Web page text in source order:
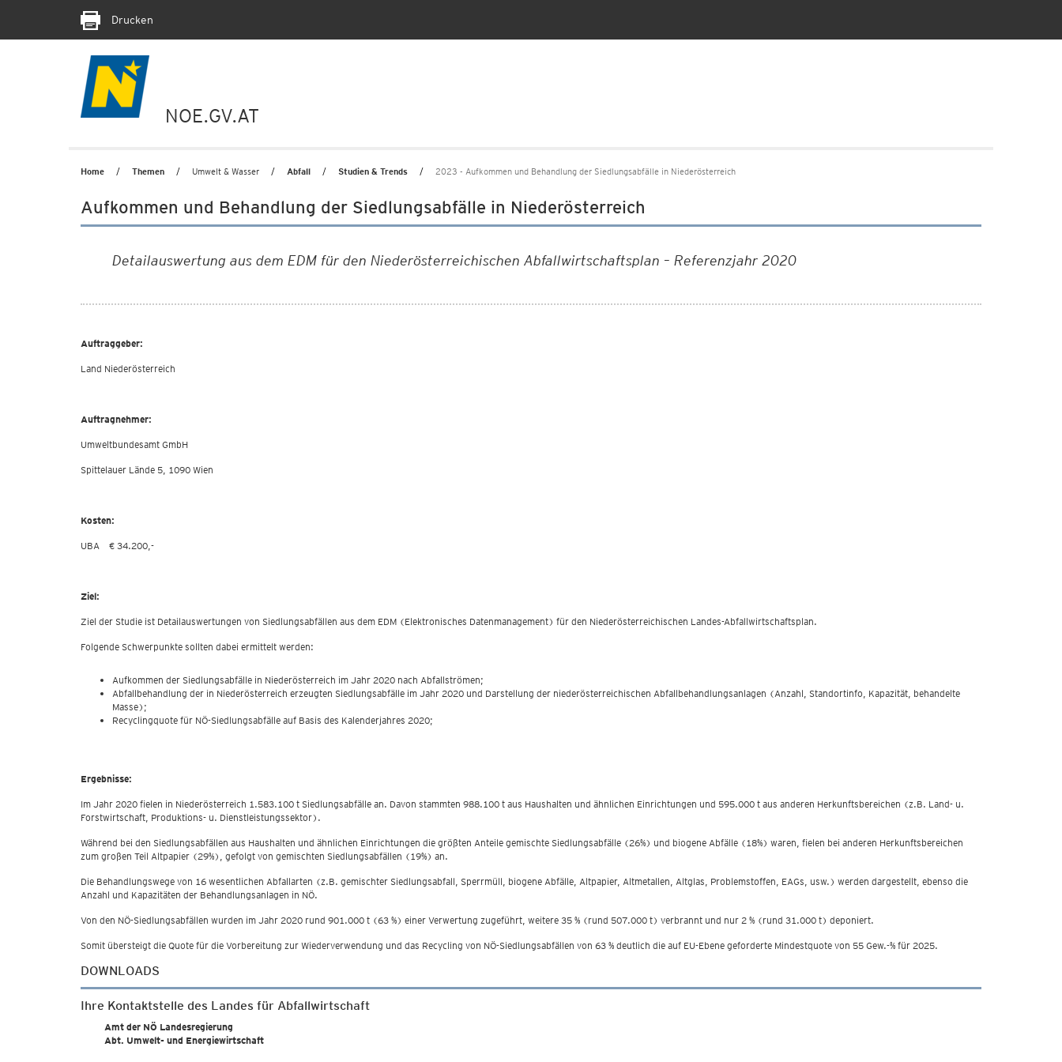
Drucken
NOE.GV.AT
Home Themen Umwelt & Wasser Abfall Studien & Trends 2023 - Aufkommen und Behandlung der Siedlungsabfälle in Niederösterreich
Aufkommen und Behandlung der Siedlungsabfälle in Niederösterreich
Detailauswertung aus dem EDM für den Niederösterreichischen Abfallwirtschaftsplan – Referenzjahr 2020
Auftraggeber:
Land Niederösterreich
Auftragnehmer:
Umweltbundesamt GmbH
Spittelauer Lände 5, 1090 Wien
Kosten:
UBA € 34.200,-
Ziel:
Ziel der Studie ist Detailauswertungen von Siedlungsabfällen aus dem EDM (Elektronisches Datenmanagement) für den Niederösterreichischen Landes-Abfallwirtschaftsplan.
Folgende Schwerpunkte sollten dabei ermittelt werden:
Aufkommen der Siedlungsabfälle in Niederösterreich im Jahr 2020 nach Abfallströmen;
Abfallbehandlung der in Niederösterreich erzeugten Siedlungsabfälle im Jahr 2020 und Darstellung der niederösterreichischen Abfallbehandlungsanlagen (Anzahl, Standortinfo, Kapazität, behandelte
Masse);
Recyclingquote für NÖ-Siedlungsabfälle auf Basis des Kalenderjahres 2020;
Ergebnisse:
Im Jahr 2020 fielen in Niederösterreich 1.583.100 t Siedlungsabfälle an. Davon stammten 988.100 t aus Haushalten und ähnlichen Einrichtungen und 595.000 t aus anderen Herkunftsbereichen (z.B. Land- u.
Forstwirtschaft, Produktions- u. Dienstleistungssektor).
Während bei den Siedlungsabfällen aus Haushalten und ähnlichen Einrichtungen die größten Anteile gemischte Siedlungsabfälle (26%) und biogene Abfälle (18%) waren, fielen bei anderen Herkunftsbereichen
zum großen Teil Altpapier (29%), gefolgt von gemischten Siedlungsabfällen (19%) an.
Die Behandlungswege von 16 wesentlichen Abfallarten (z.B. gemischter Siedlungsabfall, Sperrmüll, biogene Abfälle, Altpapier, Altmetallen, Altglas, Problemstoffen, EAGs, usw.) werden dargestellt, ebenso die
Anzahl und Kapazitäten der Behandlungsanlagen in NÖ.
Von den NÖ-Siedlungsabfällen wurden im Jahr 2020 rund 901.000 t (63 %) einer Verwertung zugeführt, weitere 35 % (rund 507.000 t) verbrannt und nur 2 % (rund 31.000 t) deponiert.
Somit übersteigt die Quote für die Vorbereitung zur Wiederverwendung und das Recycling von NÖ-Siedlungsabfällen von 63 % deutlich die auf EU-Ebene geforderte Mindestquote von 55 Gew.-% für 2025.
DOWNLOADS
Ihre Kontaktstelle des Landes für Abfallwirtschaft
Amt der NÖ Landesregierung
Abt. Umwelt- und Energiewirtschaft